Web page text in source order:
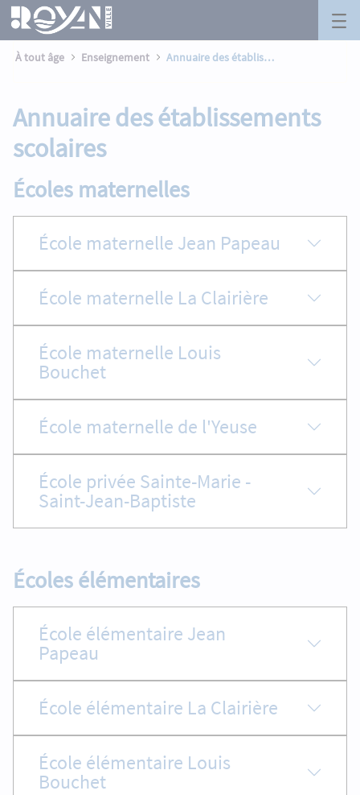
Panneau de gestion des cookies
Saut au contenu principal
Annuaire des établissements
À tout âge Enseignement Annuaire des établissements scolaires
Annuaire des établissements
scolaires
Écoles maternelles
École maternelle Jean Papeau
École maternelle La Clairière
École maternelle Louis
Bouchet
École maternelle de l'Yeuse
École privée Sainte-Marie -
Saint-Jean-Baptiste
Écoles élémentaires
École élémentaire Jean
Papeau
École élémentaire La Clairière
École élémentaire Louis
Bouchet